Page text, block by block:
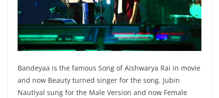
Bandeyaa is the famous Song of Aishwarya Rai in movie
and now Beauty turned singer for the song. Jubin
Nautiyal sung for the Male Version and now Female